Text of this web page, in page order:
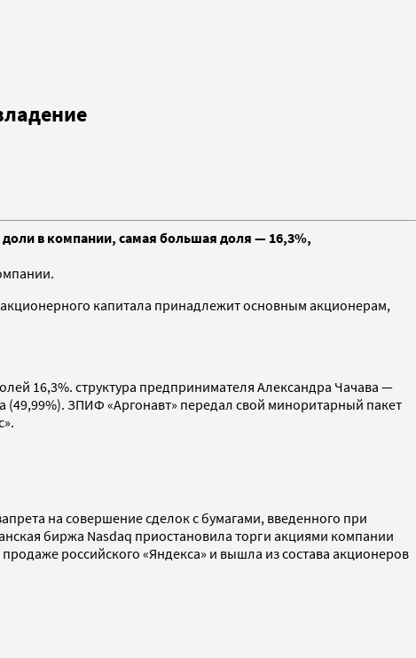
в компании, самая большая доля — 16,3%,
капитала принадлежит основным акционерам,
16,3%. структура предпринимателя Александра Чачава —
(49,99%). ЗПИФ «Аргонавт» передал свой миноритарный пакет
на совершение сделок с бумагами, введенного при
биржа Nasdaq приостановила торги акциями компании
продаже российского «Яндекса» и вышла из состава акционеров